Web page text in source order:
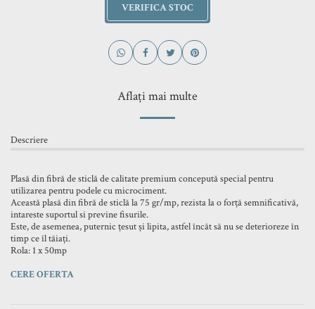
VERIFICA STOC
Aflați mai multe
Descriere
Plasă din fibră de sticlă de calitate premium concepută special pentru
utilizarea pentru podele cu microciment.
Această plasă din fibră de sticlă la 75 gr/mp, rezista la o forță semnificativă,
intareste suportul si previne fisurile.
Este, de asemenea, puternic țesut și lipita, astfel încât să nu se deterioreze în
timp ce îl tăiați.
Rola: 1 x 50mp
CERE OFERTA